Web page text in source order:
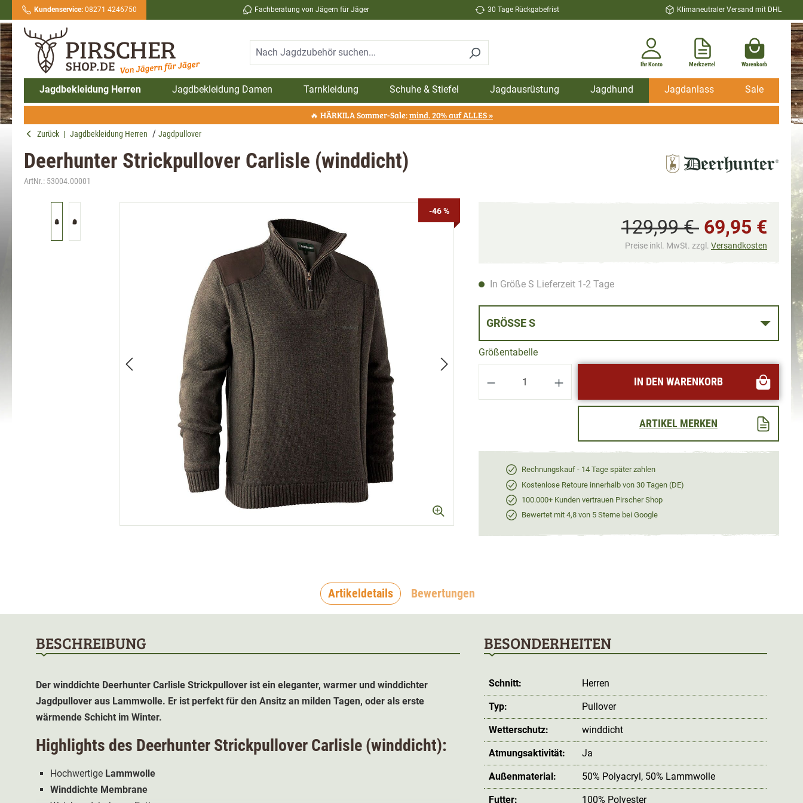
Zur Hauptnavigation springen
Kundenservice:08271 4246750 Fachberatung von Jägern für Jäger 30 Tage Rückgabefrist Klimaneutraler Versand mit DHL
Ihr Konto Merkzettel Warenkorb
Jagdbekleidung Herren Jagdbekleidung Damen Tarnkleidung Schuhe & Stiefel Jagdausrüstung Jagdhund Jagdanlass Sale
🔥 HÄRKILA Sommer-Sale:mind. 20% auf ALLES »
Zurück | Jagdbekleidung Herren Jagdpullover
Deerhunter Strickpullover Carlisle (winddicht)
ArtNr.: 53004.00001
-46 %
129,99 € 69,95 €
Preise inkl. MwSt. zzgl. Versandkosten
In Größe S Lieferzeit 1-2 Tage
GRÖSSE S
Größentabelle
Produkt Anzahl: Gib den gewünschten Wert ein
IN DEN WARENKORB
ARTIKEL MERKEN
Rechnungskauf - 14 Tage später zahlen
Kostenlose Retoure innerhalb von 30 Tagen (DE)
100.000+ Kunden vertrauen Pirscher Shop
Bewertet mit 4,8 von 5 Sterne bei Google
Artikeldetails Bewertungen
BESCHREIBUNG
Der winddichte Deerhunter Carlisle Strickpullover ist ein eleganter, warmer und winddichter
Jagdpullover aus Lammwolle. Er ist perfekt für den Ansitz an milden Tagen, oder als erste
wärmende Schicht im Winter.
Highlights des Deerhunter Strickpullover Carlisle (winddicht):
Hochwertige Lammwolle
Winddichte Membrane
BESONDERHEITEN
Schnitt: Herren
Typ: Pullover
Wetterschutz: winddicht
Atmungsaktivität: Ja
Außenmaterial: 50% Polyacryl, 50% Lammwolle
Futter: 100% Polyester